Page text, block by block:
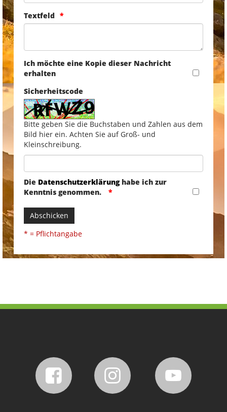
Textfeld
Ich möchte eine Kopie dieser Nachricht
erhalten
Sicherheitscode
Bitte geben Sie die Buchstaben und Zahlen aus dem
Bild hier ein. Achten Sie auf Groß- und
Kleinschreibung.
Die Datenschutzerklärunghabe ich zur
Kenntnis genommen.
Abschicken
* = Pflichtangabe